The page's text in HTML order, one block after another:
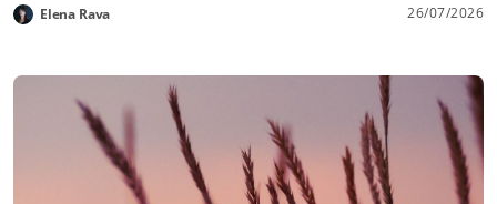
Elena Rava 26/07/2026